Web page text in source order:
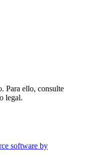
Para ello, consulte
legal.
software by